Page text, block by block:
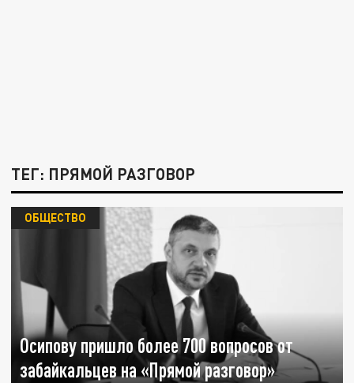
ТЕГ: ПРЯМОЙ РАЗГОВОР
Осипову пришло более 700 вопросов от
забайкальцев на «Прямой разговор»
ОБЩЕСТВО